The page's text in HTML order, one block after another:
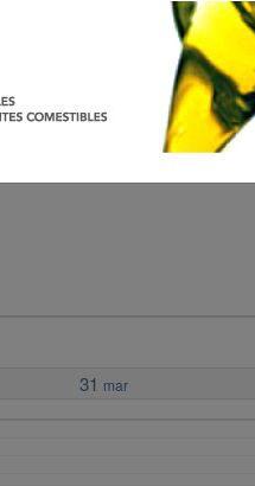
31 mar